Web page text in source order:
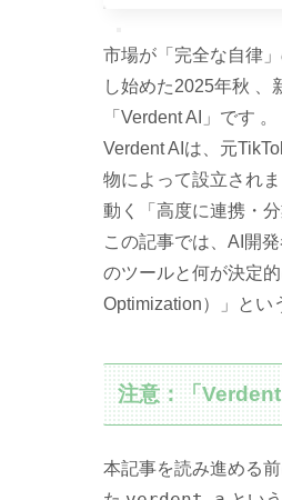
市場が「完全な自律
し始めた2025年秋 、
「Verdent AI」です 。
Verdent AIは、元
物によって設立され
動く「高度に連携・
この記事では、AI開
のツールと何が決定
Optimization）」とい
注意：「
本記事を読み進める